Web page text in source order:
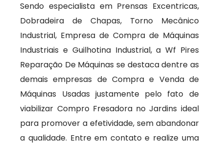
Sendo especialista em Prensas Excentricas,
Dobradeira de Chapas, Torno Mecânico
Industrial, Empresa de Compra de Máquinas
Industriais e Guilhotina Industrial, a Wf Pires
Reparação De Máquinas se destaca dentre as
demais empresas de Compra e Venda de
Máquinas Usadas justamente pelo fato de
viabilizar Compro Fresadora no Jardins ideal
para promover a efetividade, sem abandonar
a qualidade. Entre em contato e realize uma